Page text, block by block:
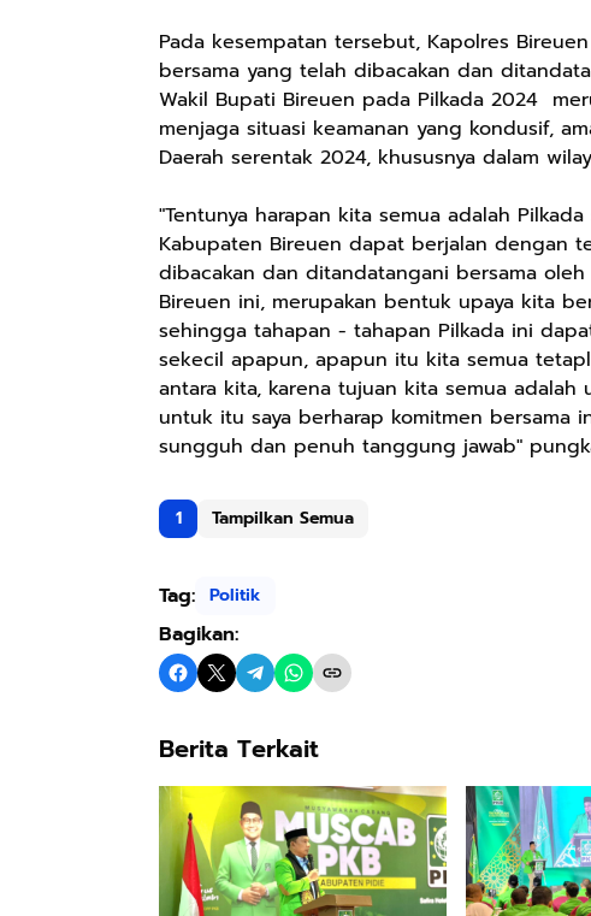
Pada kesempatan tersebut, Kapolres Bireuen
bersama yang telah dibacakan dan
Wakil Bupati Bireuen pada Pilkada 2024
menjaga situasi keamanan yang kondusif,
Daerah serentak 2024, khususnya dalam
"Tentunya harapan kita semua adalah
Kabupaten Bireuen dapat berjalan dengan
dibacakan dan ditandatangani bersama
Bireuen ini, merupakan bentuk upaya kita
sehingga tahapan - tahapan Pilkada ini
sekecil apapun, apapun itu kita semua
antara kita, karena tujuan kita semua
untuk itu saya berharap komitmen bersama
sungguh dan penuh tanggung jawab"
1 Tampilkan Semua
Tag: Politik
Bagikan:
Berita Terkait